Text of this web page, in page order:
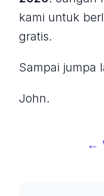
kami untuk
gratis.
Sampai jumpa
John.
←